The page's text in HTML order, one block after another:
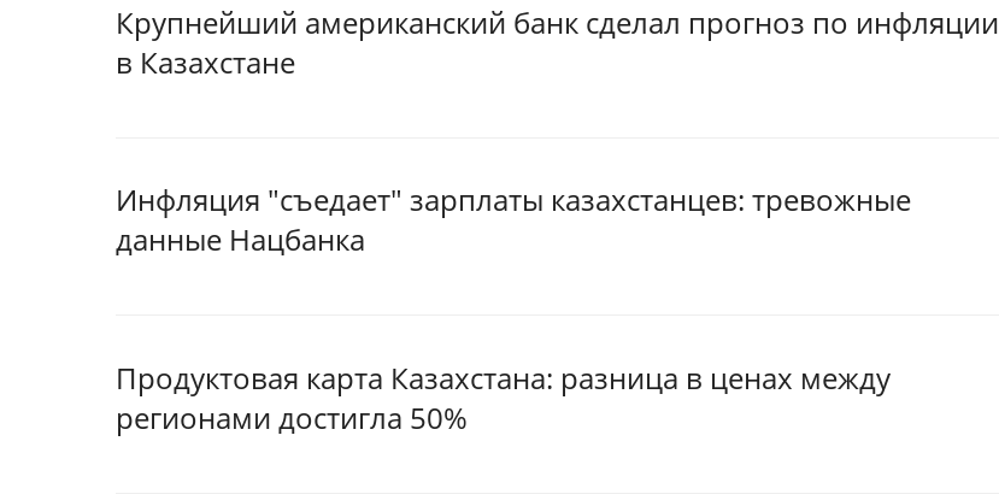
Крупнейший американский банк сделал прогноз по инфляции
в Казахстане
Инфляция "съедает" зарплаты казахстанцев: тревожные
данные Нацбанка
Продуктовая карта Казахстана: разница в ценах между
регионами достигла 50%